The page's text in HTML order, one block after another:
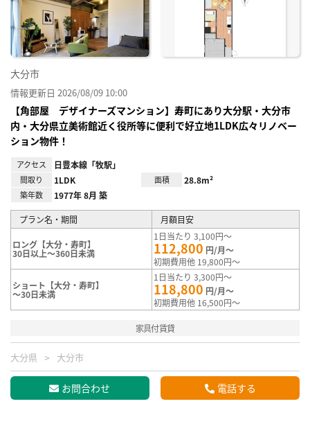
大分市
情報更新日 2026/08/09 10:00
【角部屋 デザイナーズマンション】寿町にあり大分駅・大分市
内・大分県立美術館近く役所等に便利で好立地1LDK広々リノベー
ション物件！
アクセス 日豊本線「牧駅」
間取り 1LDK 面積 28.8m²
築年数 1977年 8月 築
プラン名・期間 月額目安
ロング【大分・寿町】
30日以上～360日未満
1日当たり 3,100円～
112,800 円/月～
初期費用他 19,800円～
ショート【大分・寿町】
～30日未満
1日当たり 3,300円～
118,800 円/月～
初期費用他 16,500円～
家具付賃貸
大分県 大分市
お問合わせ 電話する